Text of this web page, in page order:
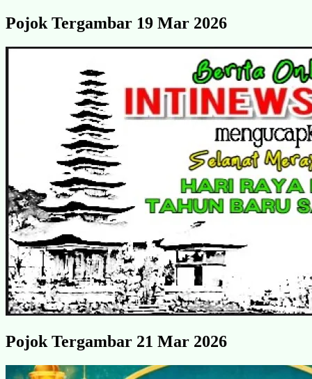
Pojok Tergambar 19 Mar 2026
Pojok Tergambar 21 Mar 2026